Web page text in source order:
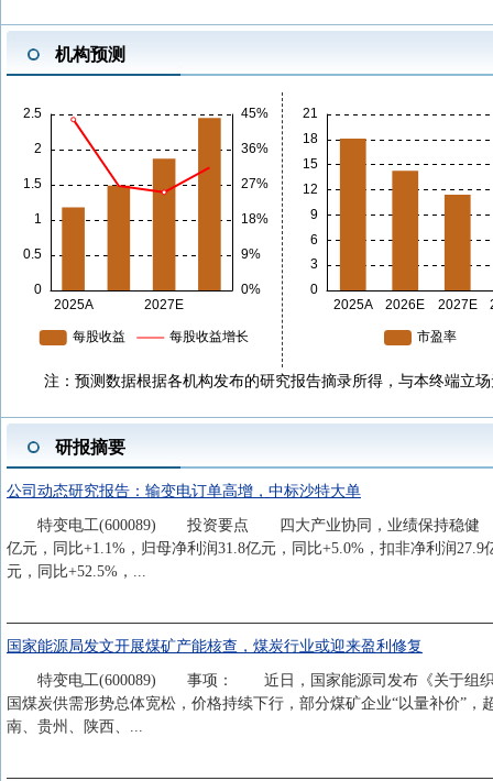
机构预测
注：预测数据根据各机构发布的研究报告摘录所得，与本终端立
研报摘要
公司动态研究报告：输变电订单高增，中标沙特大单
特变电工(600089) 投资要点 四大产业协同，业绩保持稳健 公
亿元，同比+1.1%，归母净利润31.8亿元，同比+5.0%，扣非净利润
元，同比+52.5%，...
国家能源局发文开展煤矿产能核查，煤炭行业或迎来盈利修复
特变电工(600089) 事项： 近日，国家能源司发布《关于组织开
国煤炭供需形势总体宽松，价格持续下行，部分煤矿企业“以量补价”
南、贵州、陕西、...